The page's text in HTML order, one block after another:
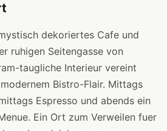
dekoriertes Cafe und
ruhigen Seitengasse von
taugliche Interieur vereint
Bistro-Flair. Mittags
Espresso und abends ein
Ein Ort zum Verweilen fuer